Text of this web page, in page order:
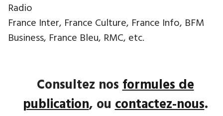
Radio
France Inter, France Culture, France Info, BFM
Business, France Bleu, RMC, etc.
Consultez nosformules de
publication, oucontactez-nous.